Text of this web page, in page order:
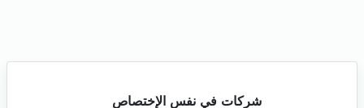
شركات في نفس الإختصاص